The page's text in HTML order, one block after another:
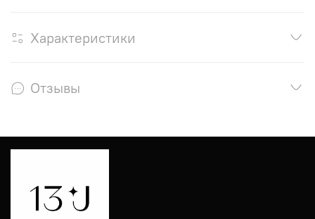
Характеристики
Отзывы